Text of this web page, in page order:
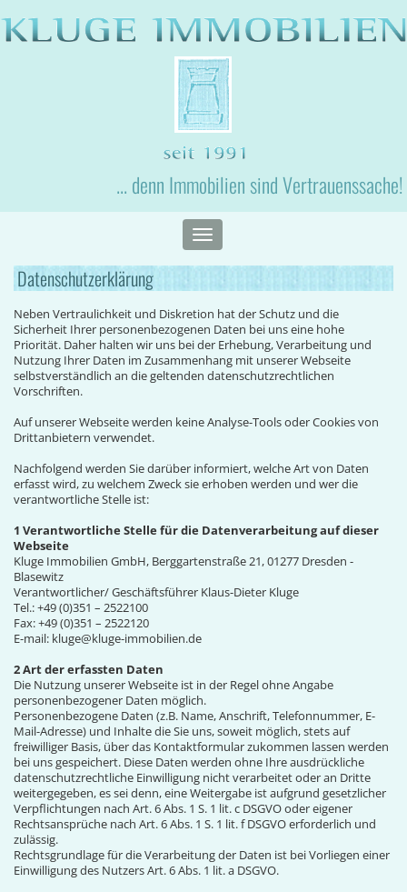
... denn Immobilien sind Vertrauenssache!
Toggle
navigation
Datenschutzerklärung
Neben Vertraulichkeit und Diskretion hat der Schutz und die
Sicherheit Ihrer personenbezogenen Daten bei uns eine hohe
Priorität. Daher halten wir uns bei der Erhebung, Verarbeitung und
Nutzung Ihrer Daten im Zusammenhang mit unserer Webseite
selbstverständlich an die geltenden datenschutzrechtlichen
Vorschriften.
Auf unserer Webseite werden keine Analyse-Tools oder Cookies von
Drittanbietern verwendet.
Nachfolgend werden Sie darüber informiert, welche Art von Daten
erfasst wird, zu welchem Zweck sie erhoben werden und wer die
verantwortliche Stelle ist:
1 Verantwortliche Stelle für die Datenverarbeitung auf dieser
Webseite
Kluge Immobilien GmbH, Berggartenstraße 21, 01277 Dresden -
Blasewitz
Verantwortlicher/ Geschäftsführer Klaus-Dieter Kluge
Tel.: +49 (0)351 – 2522100
Fax: +49 (0)351 – 2522120
E-mail: kluge@kluge-immobilien.de
2 Art der erfassten Daten
Die Nutzung unserer Webseite ist in der Regel ohne Angabe
personenbezogener Daten möglich.
Personenbezogene Daten (z.B. Name, Anschrift, Telefonnummer, E-
Mail-Adresse) und Inhalte die Sie uns, soweit möglich, stets auf
freiwilliger Basis, über das Kontaktformular zukommen lassen werden
bei uns gespeichert. Diese Daten werden ohne Ihre ausdrückliche
datenschutzrechtliche Einwilligung nicht verarbeitet oder an Dritte
weitergegeben, es sei denn, eine Weitergabe ist aufgrund gesetzlicher
Verpflichtungen nach Art. 6 Abs. 1 S. 1 lit. c DSGVO oder eigener
Rechtsansprüche nach Art. 6 Abs. 1 S. 1 lit. f DSGVO erforderlich und
zulässig.
Rechtsgrundlage für die Verarbeitung der Daten ist bei Vorliegen einer
Einwilligung des Nutzers Art. 6 Abs. 1 lit. a DSGVO.